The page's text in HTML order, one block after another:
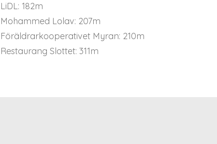
LiDL: 182m
Mohammed Lolav: 207m
Föräldrarkooperativet Myran: 210m
Restaurang Slottet: 311m